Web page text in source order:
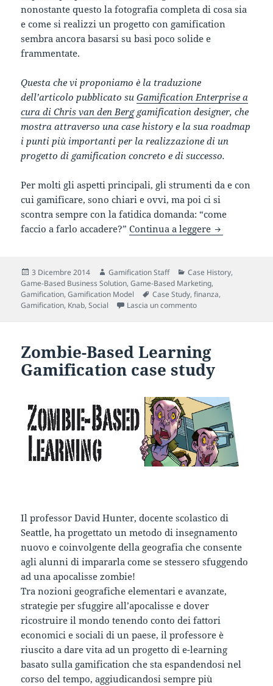
nonostante questo la fotografia completa di cosa sia
e come si realizzi un progetto con gamification
sembra ancora basarsi su basi poco solide e
frammentate.
Questa che vi proponiamo è la traduzione
dell’articolo pubblicato suGamification Enterprise a
cura diChris van den Berggamification designer, che
mostra attraverso una case history e la sua roadmap
i punti più importanti per la realizzazione di un
progetto di gamification concreto e di successo.
Per molti gli aspetti principali, gli strumenti da e con
cui gamificare, sono chiari e ovvi, ma poi ci si
scontra sempre con la fatidica domanda: “come
faccio a farlo accadere?”Continua a leggere Gli agenti
Scritto
il
3 Dicembre 2014 Autore
Gamification Staff Categorie
Case History,
Game-Based Business Solution,Game-Based Marketing,
Gamification,Gamification Model Tag
Case Study,finanza,
Gamification, Knab,Social Lascia un commentosu Gli agenti
Zombie-Based Learning
Gamification case study
Il professor David Hunter, docente scolastico di
Seattle, ha progettato un metodo di insegnamento
nuovo e coinvolgente della geografia che consente
agli alunni di impararla come se stessero sfuggendo
ad una apocalisse zombie!
Tra nozioni geografiche elementari e avanzate,
strategie per sfuggire all’apocalisse e dover
ricostruire il mondo tenendo conto dei fattori
economici e sociali di un paese, il professore è
riuscito a dare vita ad un progetto di e-learning
basato sulla gamification che sta espandendosi nel
corso del tempo, aggiudicandosi sempre più